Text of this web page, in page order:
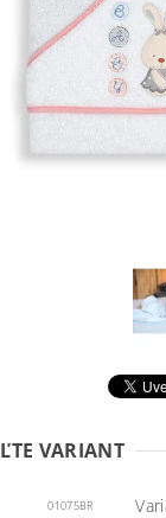
VARIANT
01075BR